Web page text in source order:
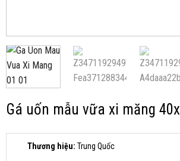
Gá uốn mẫu vữa xi măng
Thương hiệu: Trung Quốc